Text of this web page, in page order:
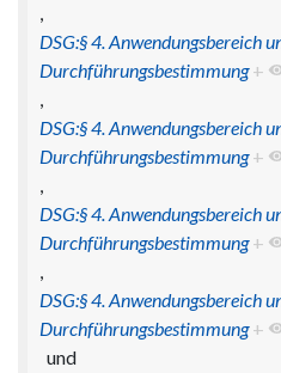
,
DSG:§ 4. Anwendungsbereich
Durchführungsbestimmung +
,
DSG:§ 4. Anwendungsbereich
Durchführungsbestimmung +
,
DSG:§ 4. Anwendungsbereich
Durchführungsbestimmung +
,
DSG:§ 4. Anwendungsbereich
Durchführungsbestimmung +
und